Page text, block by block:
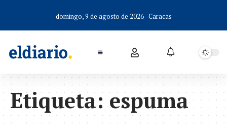
domingo, 9 de agosto de 2026 - Caracas
Etiqueta: espuma